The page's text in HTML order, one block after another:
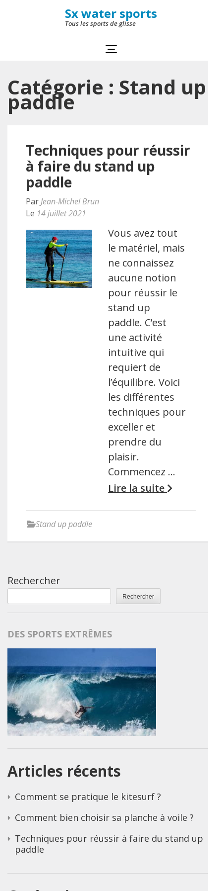
Sx water sports
Tous les sports de glisse
Catégorie : Stand up
paddle
Techniques pour réussir
à faire du stand up
paddle
Par Jean-Michel Brun
Le 14 juillet 2021
Vous avez tout
le matériel, mais
ne connaissez
aucune notion
pour réussir le
stand up
paddle. C’est
une activité
intuitive qui
requiert de
l’équilibre. Voici
les différentes
techniques pour
exceller et
prendre du
plaisir.
Commencez …
Lire la suite
Stand up paddle
Rechercher
Rechercher
DES SPORTS EXTRÊMES
Articles récents
Comment se pratique le kitesurf ?
Comment bien choisir sa planche à voile ?
Techniques pour réussir à faire du stand up
paddle